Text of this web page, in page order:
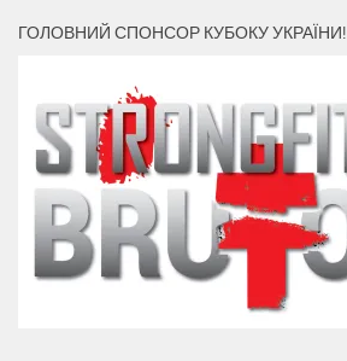
ГОЛОВНИЙ СПОНСОР КУБОКУ УКРАЇНИ!